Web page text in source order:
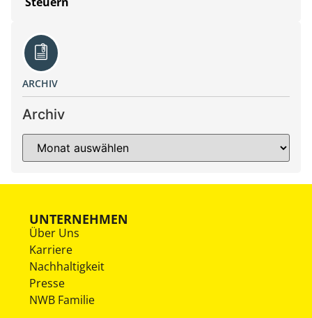
ARCHIV
Archiv
UNTERNEHMEN
Über Uns
Karriere
Nachhaltigkeit
Presse
NWB Familie